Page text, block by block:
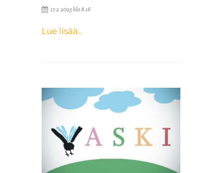
17.2.2025 klo 8.16
Lue lisää..